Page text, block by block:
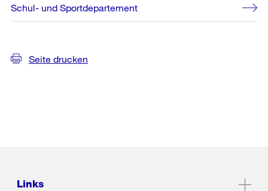
Schul- und Sportdepartement
Seite drucken
Links